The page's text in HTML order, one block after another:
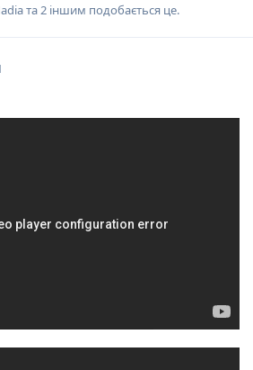
та2 іншим подобається це.